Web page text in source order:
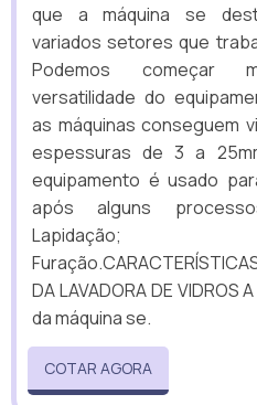
que a máquina se
variados setores que
Podemos começar
versatilidade do
as máquinas conseguem
espessuras de 3 a
equipamento é usado
após alguns
Lapidação;
DA LAVADORA DE VIDROS
da máquina se.
COTAR AGORA